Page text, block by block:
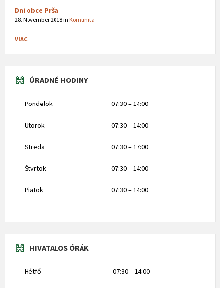
Dni obce Prša
28. November 2018in Komunita
VIAC
ÚRADNÉ HODINY
Pondelok 07:30 – 14:00
Utorok 07:30 – 14:00
Streda 07:30 – 17:00
Štvrtok 07:30 – 14:00
Piatok 07:30 – 14:00
HIVATALOS ÓRÁK
Hétfő 07:30 – 14:00